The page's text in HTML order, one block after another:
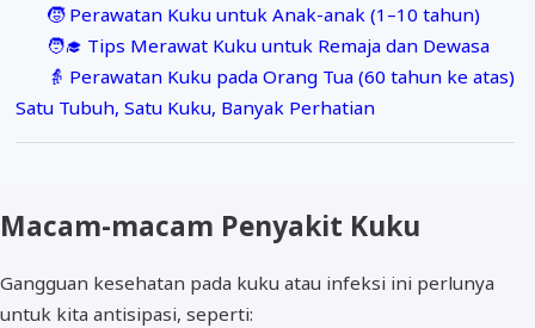
🧒 Perawatan Kuku untuk Anak-anak (1–10 tahun)
🧑‍🎓 Tips Merawat Kuku untuk Remaja dan Dewasa
👵 Perawatan Kuku pada Orang Tua (60 tahun ke atas)
Satu Tubuh, Satu Kuku, Banyak Perhatian
Macam-macam Penyakit Kuku
Gangguan kesehatan pada kuku atau infeksi ini perlunya
untuk kita antisipasi, seperti: